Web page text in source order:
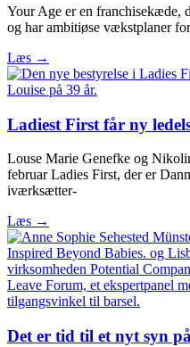
Your Age er en franchisekæde,
og har ambitiøse vækstplaner
Læs →
Ladiest First får ny
Louse Marie Genefke og
februar Ladies First, der er
iværksætter-
Læs →
Det er tid til et nyt syn